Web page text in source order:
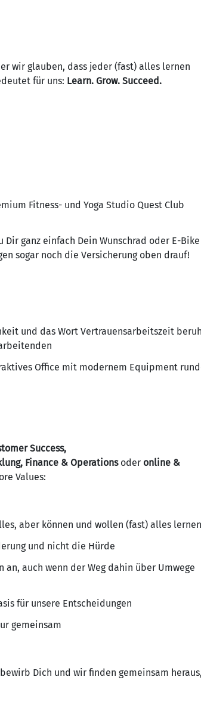
wir glauben, dass jeder (fast) alles lernen
für uns: Learn. Grow. Succeed.
Fitness- und Yoga Studio Quest Club
ganz einfach Dein Wunschrad oder E-Bike
sogar noch die Versicherung oben drauf!
und das Wort Vertrauensarbeitszeit
Office mit modernem Equipment
Success,
Finance & Operations oder online &
Values:
aber können und wollen (fast) alles lernen
und nicht die Hürde
an, auch wenn der Weg dahin über Umwege
für unsere Entscheidungen
gemeinsam
Dich und wir finden gemeinsam heraus,